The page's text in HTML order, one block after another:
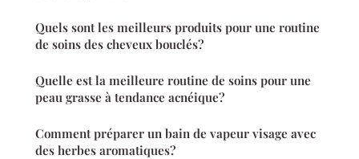
Quels sont les meilleurs produits pour une routine
de soins des cheveux bouclés?
Quelle est la meilleure routine de soins pour une
peau grasse à tendance acnéique?
Comment préparer un bain de vapeur visage avec
des herbes aromatiques?